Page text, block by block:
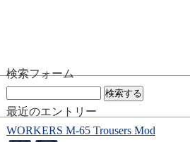
検索フォーム
索:
最近のエントリー
WORKERS M-65 Trousers Mod